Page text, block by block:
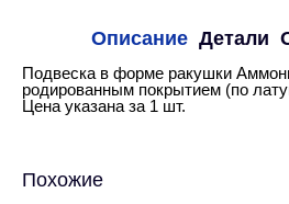
Описание Детали
Подвеска в форме ракушки
родированным покрытием (по
Цена указана за 1 шт.
Похожие